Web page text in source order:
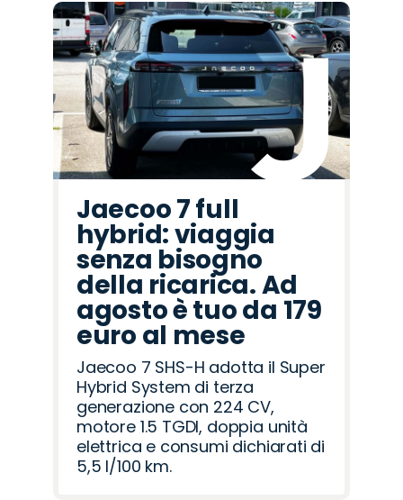
Jaecoo 7 full
hybrid: viaggia
senza bisogno
della ricarica. Ad
agosto è tuo da 179
euro al mese
Jaecoo 7 SHS-H adotta il Super
Hybrid System di terza
generazione con 224 CV,
motore 1.5 TGDI, doppia unità
elettrica e consumi dichiarati di
5,5 l/100 km.